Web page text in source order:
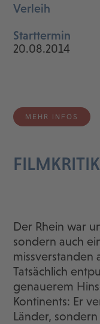
Verleih
Starttermin
20.08.2014
MEHR INFOS
Der Rhein war
sondern auch
missverstanden
Tatsächlich
genauerem
Kontinents: Er
Länder,